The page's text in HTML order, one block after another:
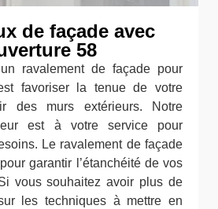
de façade avec
58
ravalement de façade pour
favoriser la tenue de votre
des murs extérieurs. Notre
est à votre service pour
Le ravalement de façade
garantir l’étanchéité de vos
vous souhaitez avoir plus de
les techniques à mettre en